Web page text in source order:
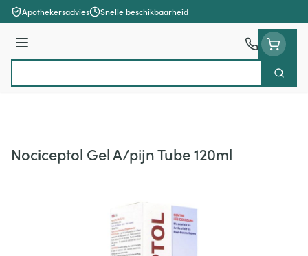
Ga naar de inhoud
Apothekersadvies Snelle beschikbaarheid
Menu
Product, merk, categorie...
Zoek
Nociceptol Gel A/pijn Tube 120ml